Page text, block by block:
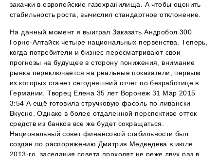
закачки в европейские газохранилища. А чтобы оценить
стабильность роста, вычислил стандартное отклонение.
На данный момент я выиграл Заказать Андробол 300
Горно-Алтайск четыре национальных первенства. Теперь,
когда потребители и бизнес пересматривают свои
прогнозы на будущее в сторону понижения, внимание
рынка переключается на реальные показатели, первым
из которых станет сегодняшний отчет по безработице в
Германии. Творец Елена 35 лет Воронеж 31 Мар 2015
3:54 А ещё готовила стручковую фасоль по ливански
Вкусно. Однако в более отдаленной перспективе отток
средств из банков все же будет сокращаться.
Национальный совет финансовой стабильности был
создан по распоряжению Дмитрия Медведева в июле
2013-го, заседания совета проходят не реже двух раз в